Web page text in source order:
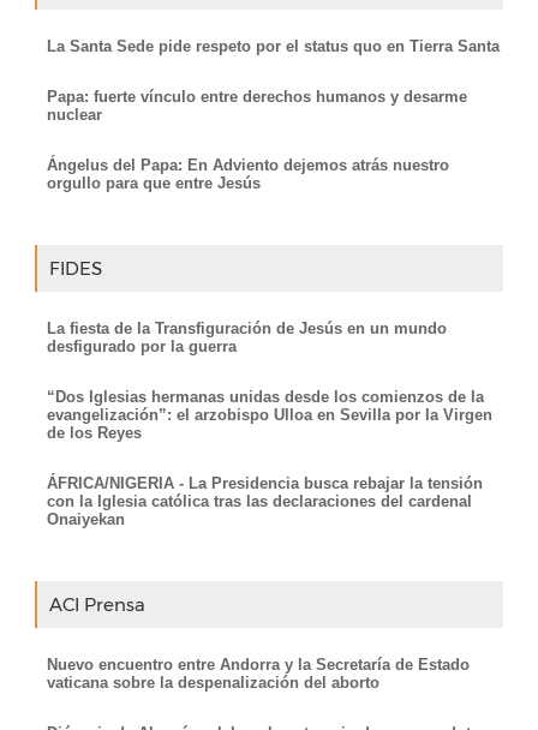
La Santa Sede pide respeto por el status quo en Tierra Santa
Papa: fuerte vínculo entre derechos humanos y desarme
nuclear
Ángelus del Papa: En Adviento dejemos atrás nuestro
orgullo para que entre Jesús
FIDES
La fiesta de la Transfiguración de Jesús en un mundo
desfigurado por la guerra
“Dos Iglesias hermanas unidas desde los comienzos de la
evangelización”: el arzobispo Ulloa en Sevilla por la Virgen
de los Reyes
ÁFRICA/NIGERIA - La Presidencia busca rebajar la tensión
con la Iglesia católica tras las declaraciones del cardenal
Onaiyekan
ACI Prensa
Nuevo encuentro entre Andorra y la Secretaría de Estado
vaticana sobre la despenalización del aborto